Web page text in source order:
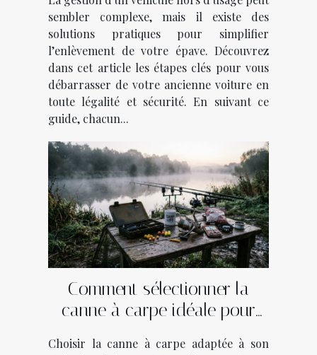
sembler complexe, mais il existe des
solutions pratiques pour simplifier
l’enlèvement de votre épave. Découvrez
dans cet article les étapes clés pour vous
débarrasser de votre ancienne voiture en
toute légalité et sécurité. En suivant ce
guide, chacun...
Comment sélectionner la
canne à carpe idéale pour
Choisir la canne à carpe adaptée à son